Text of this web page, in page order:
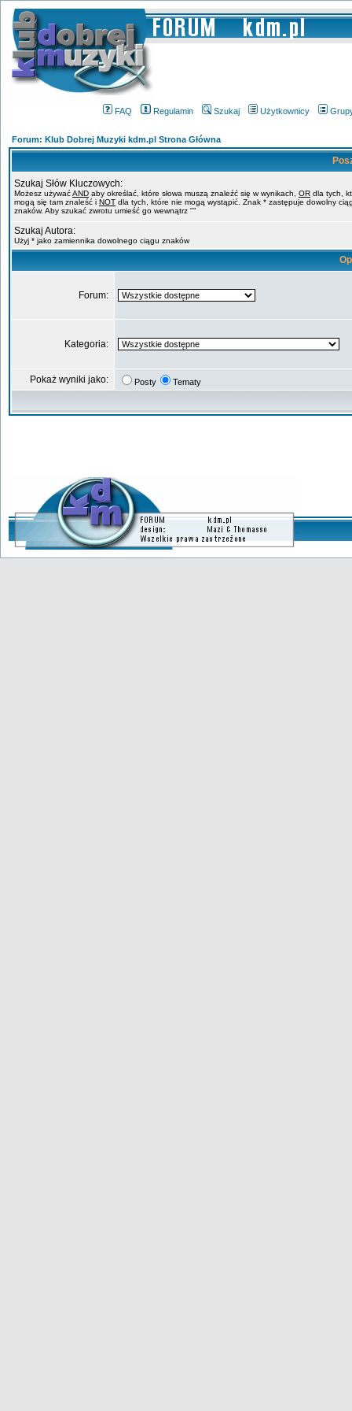
FAQ Regulamin Szukaj Użytkownicy
Forum: Klub Dobrej Muzyki kdm.pl Strona Główna
Szukaj Słów Kluczowych:
Możesz używaćAND aby określać, które słowa muszą znaleźć się w wynikach, OR dla tych,
mogą się tam znaleść i NOT dla tych, które nie mogą wystąpić. Znak * zastępuje dowolny
znaków. Aby szukać zwrotu umieść go wewnątrz ""
Szukaj Autora:
Użyj * jako zamiennika dowolnego ciągu znaków
Forum:
Kategoria:
Pokaż wyniki jako: Posty Tematy